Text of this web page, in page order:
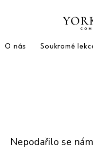
O nás Soukromé
Nepodařilo se